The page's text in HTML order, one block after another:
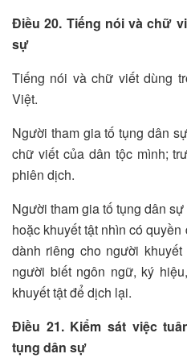
Điều 20. Tiếng nói và chữ
sự
Tiếng nói và chữ viết dùng
Việt.
Người tham gia tố tụng dân
chữ viết của dân tộc mình;
phiên dịch.
Người tham gia tố tụng dân
hoặc khuyết tật nhìn có
dành riêng cho người
người biết ngôn ngữ, ký
khuyết tật để dịch lại.
Điều 21. Kiểm sát việc
tụng dân sự